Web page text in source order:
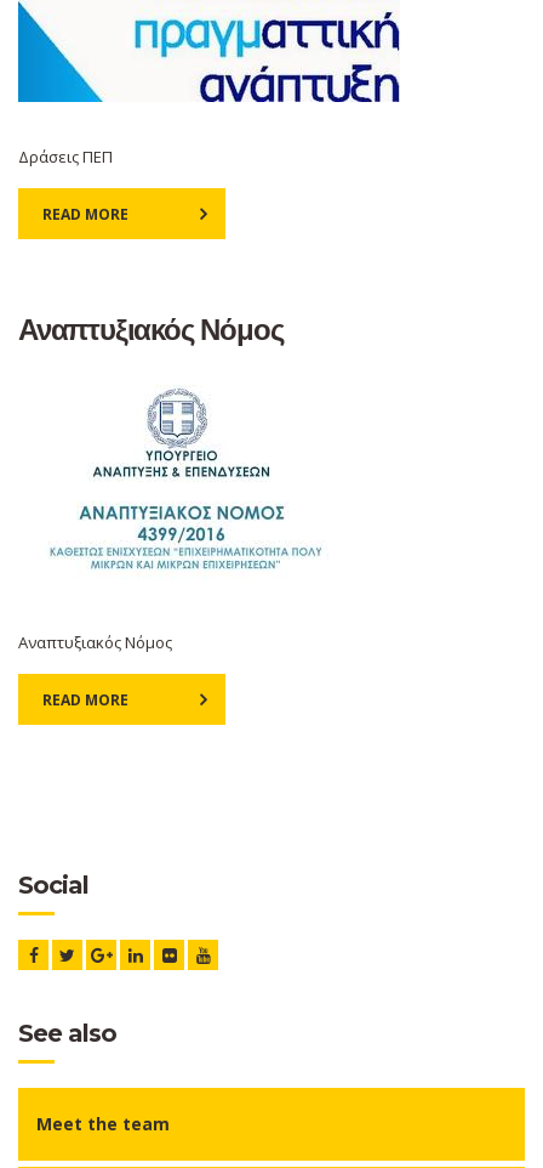
Δράσεις ΠΕΠ
READ MORE
Αναπτυξιακός Νόμος
Αναπτυξιακός Νόμος
READ MORE
Social
See also
Meet the team